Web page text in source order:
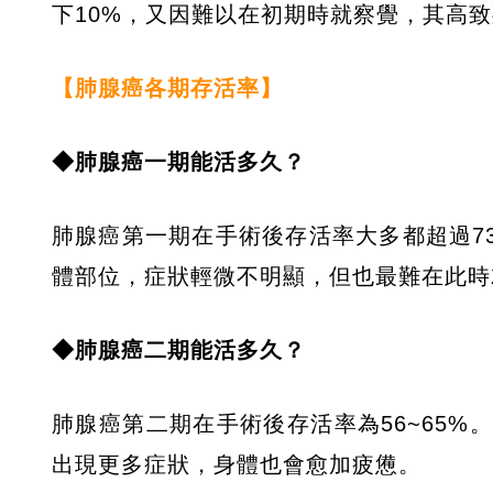
下10%，又因難以在初期時就察覺，其高
【肺腺癌各期存活率】
◆肺腺癌一期能活多久？
肺腺癌第一期在手術後存活率大多都超過
體部位，症狀輕微不明顯，但也最難在此
◆肺腺癌二期能活多久？
肺腺癌第二期在手術後存活率為56~65%
出現更多症狀，身體也會愈加疲憊。